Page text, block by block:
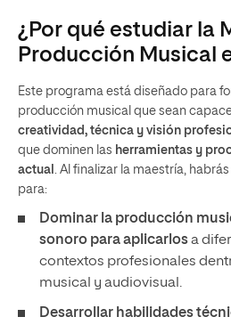
¿Por qué estudiar la
Producción Musical
Este programa está diseñado para
producción musical que sean
creatividad, técnica y visión
que dominen las herramientas y
actual . Al finalizar la maestría,
para:
Dominar la producción
sonoro para aplicarlosa
contextos profesionales
musical y audiovisual.
Desarrollar habilidades